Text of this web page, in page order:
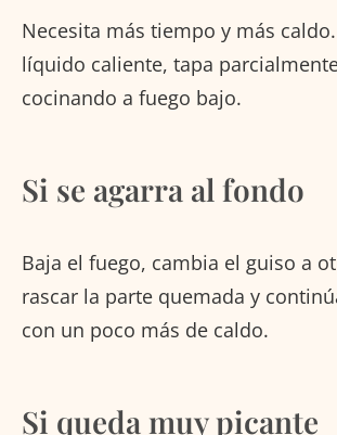
Necesita más tiempo y más
líquido caliente, tapa
cocinando a fuego bajo.
Si se agarra al fondo
Baja el fuego, cambia el guiso a
rascar la parte quemada y
con un poco más de caldo.
Si queda muy picante